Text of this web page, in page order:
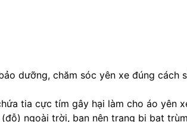
dưỡng, chăm sóc yên xe đúng
tia cực tím gây hại làm cho áo yên
ngoài trời, bạn nên trang bị bạt